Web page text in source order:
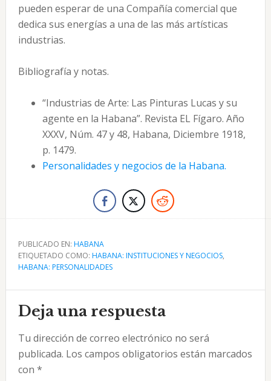
pueden esperar de una Compañía comercial que
dedica sus energías a una de las más artísticas
industrias.
Bibliografía y notas.
“Industrias de Arte: Las Pinturas Lucas y su
agente en la Habana”. Revista EL Fígaro. Año
XXXV, Núm. 47 y 48, Habana, Diciembre 1918,
p. 1479.
Personalidades y negocios de la Habana.
PUBLICADO EN: HABANA
ETIQUETADO COMO: HABANA: INSTITUCIONES Y NEGOCIOS,
HABANA: PERSONALIDADES
Interacciones
con
los
lectores
Deja una respuesta
Tu dirección de correo electrónico no será
publicada. Los campos obligatorios están marcados
con *